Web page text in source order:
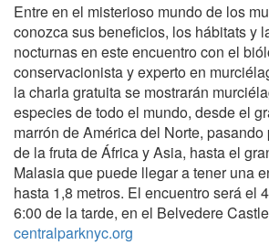
Entre en el misterioso mundo de los
conozca sus beneficios, los hábitats y
nocturnas en este encuentro con el
conservacionista y experto en
la charla gratuita se mostrarán
especies de todo el mundo, desde el
marrón de América del Norte,
de la fruta de África y Asia, hasta el
Malasia que puede llegar a tener una
hasta 1,8 metros. El encuentro será el
6:00 de la tarde, en el Belvedere
centralparknyc.org